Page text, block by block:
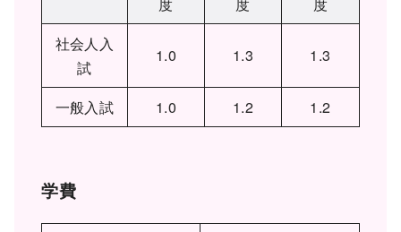
社会人入
試
1.0 1.3 1.3
一般入試 1.0 1.2 1.2
学費